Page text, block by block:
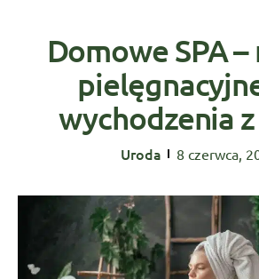
Domowe SPA
wychodzenia
Uroda 8 czerwca,